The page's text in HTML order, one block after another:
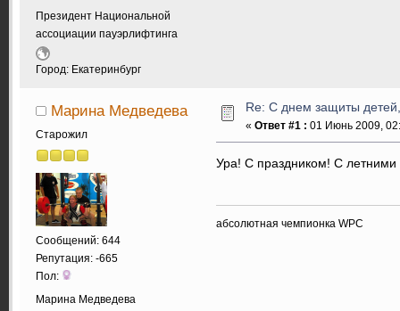
Президент Национальной
ассоциации пауэрлифтинга
Город: Екатеринбург
Марина Медведева
Старожил
Сообщений: 644
Репутация: -665
Пол:
Марина Медведева
Re: С днем защиты
« Ответ #1 : 01 Июнь 2009,
Ура! С праздником! С летними
абсолютная чемпионка WPC